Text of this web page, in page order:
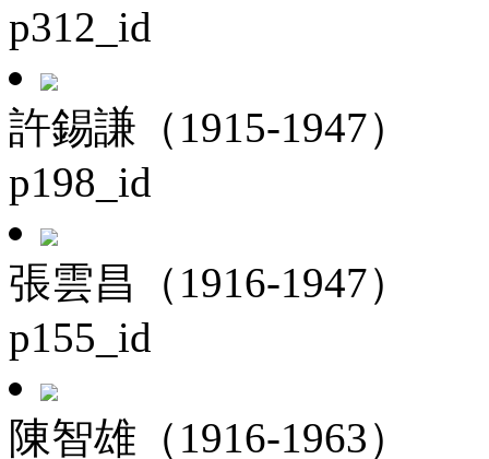
p312_id
許錫謙（1915-1947）
p198_id
張雲昌（1916-1947）
p155_id
陳智雄（1916-1963）